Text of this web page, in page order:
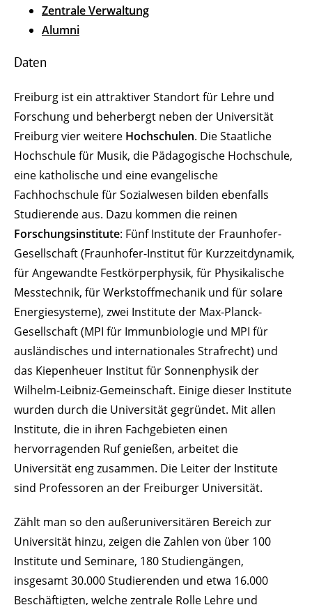
Zentrale Verwaltung
Alumni
Daten
Freiburg ist ein attraktiver Standort für Lehre und
Forschung und beherbergt neben der Universität
Freiburg vier weitere Hochschulen. Die Staatliche
Hochschule für Musik, die Pädagogische Hochschule,
eine katholische und eine evangelische
Fachhochschule für Sozialwesen bilden ebenfalls
Studierende aus. Dazu kommen die reinen
Forschungsinstitute: Fünf Institute der Fraunhofer-
Gesellschaft (Fraunhofer-Institut für Kurzzeitdynamik,
für Angewandte Festkörperphysik, für Physikalische
Messtechnik, für Werkstoffmechanik und für solare
Energiesysteme), zwei Institute der Max-Planck-
Gesellschaft (MPI für Immunbiologie und MPI für
ausländisches und internationales Strafrecht) und
das Kiepenheuer Institut für Sonnenphysik der
Wilhelm-Leibniz-Gemeinschaft. Einige dieser Institute
wurden durch die Universität gegründet. Mit allen
Institute, die in ihren Fachgebieten einen
hervorragenden Ruf genießen, arbeitet die
Universität eng zusammen. Die Leiter der Institute
sind Professoren an der Freiburger Universität.
Zählt man so den außeruniversitären Bereich zur
Universität hinzu, zeigen die Zahlen von über 100
Institute und Seminare, 180 Studiengängen,
insgesamt 30.000 Studierenden und etwa 16.000
Beschäftigten, welche zentrale Rolle Lehre und